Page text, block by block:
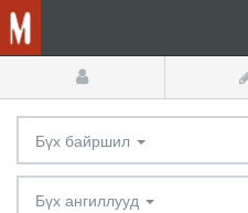
Бүх байршил
Бүх ангиллууд